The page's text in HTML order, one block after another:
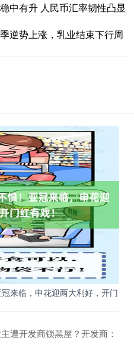
中有升 人民币汇率韧性凸显
逆势上涨，乳业结束下行周
来临，申花迎两大利好，开门
遭开发商锁黑屋？开发商：